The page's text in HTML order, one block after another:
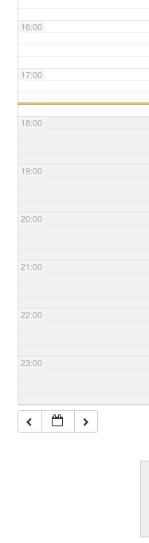
16:00
17:00
18:00
19:00
20:00
21:00
22:00
23:00